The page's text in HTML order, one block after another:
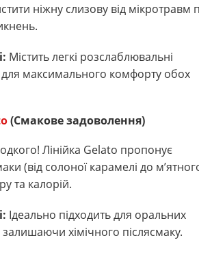
ніжну слизову від мікротравм
Містить легкі розслаблювальні
максимального комфорту обох
(Смакове задоволення)
Лінійка Gelato пропонує
(від солоної карамелі до
та калорій.
Ідеально підходить для оральних
хімічного післясмаку.